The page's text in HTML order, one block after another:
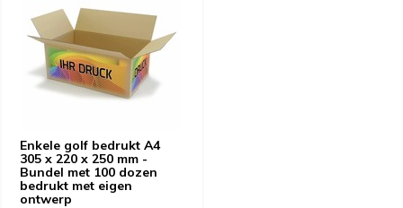
Enkele golf bedrukt A4
305 x 220 x 250 mm -
Bundel met 100 dozen
bedrukt met eigen
ontwerp